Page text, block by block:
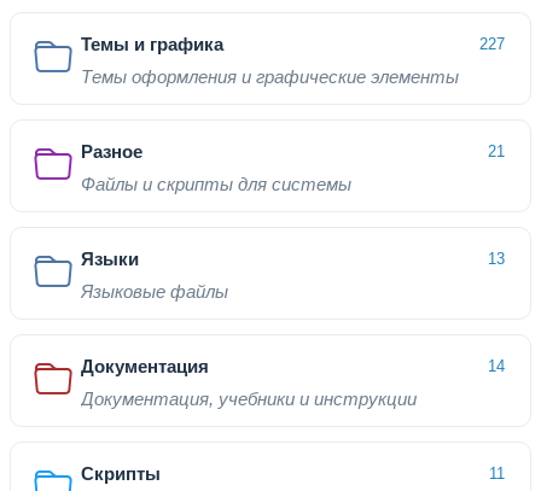
Темы и графика 227
Темы оформления и графические элементы
Разное 21
Файлы и скрипты для системы
Языки 13
Языковые файлы
Документация 14
Документация, учебники и инструкции
Скрипты 11